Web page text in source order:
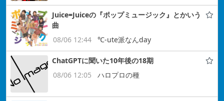
Juice=Juiceの『ポップミュージック』とかいう
曲
08/06 12:44
℃-ute派なんday
ChatGPTに聞いた10年後の18期
08/06 12:05
ハロプロの種